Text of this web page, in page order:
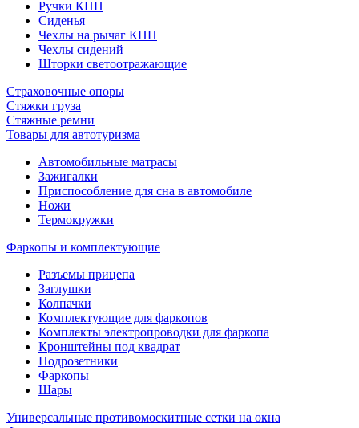
Ручки КПП
Сиденья
Чехлы на рычаг КПП
Чехлы сидений
Шторки светоотражающие
Страховочные опоры
Стяжки груза
Стяжные ремни
Товары для автотуризма
Автомобильные матрасы
Зажигалки
Приспособление для сна в автомобиле
Ножи
Термокружки
Фаркопы и комплектующие
Разъемы прицепа
Заглушки
Колпачки
Комплектующие для фаркопов
Комплекты электропроводки для фаркопа
Кронштейны под квадрат
Подрозетники
Фаркопы
Шары
Универсальные противомоскитные сетки на окна